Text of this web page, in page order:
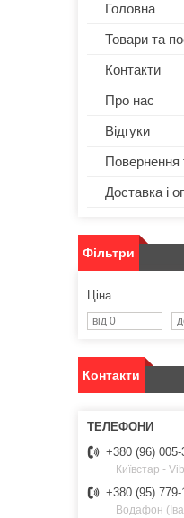
Головна
Товари та
Контакти
Про нас
Відгуки
Повернення
Доставка і
Фільтри
Ціна
Контакти
+380 (96) 005-
Київстар -
+380 (95) 779-
Водафон